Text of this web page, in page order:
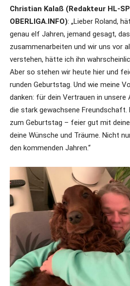
Christian Kalaß (Redakteur HL-
OBERLIGA.INFO): „Lieber Roland,
genau elf Jahren, jemand gesagt,
zusammenarbeiten und wir uns vor
verstehen, hätte ich ihn
Aber so stehen wir heute hier und
runden Geburtstag. Und wie meine
danken: für dein Vertrauen in
die stark gewachsene Freundschaft.
zum Geburtstag – feier gut mit
deine Wünsche und Träume. Nicht
den kommenden Jahren.“